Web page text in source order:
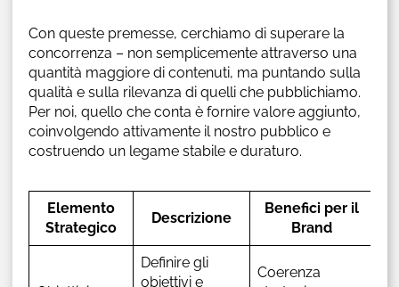
Con queste premesse, cerchiamo di superare la
concorrenza – non semplicemente attraverso una
quantità maggiore di contenuti, ma puntando sulla
qualità e sulla rilevanza di quelli che pubblichiamo.
Per noi, quello che conta è fornire valore aggiunto,
coinvolgendo attivamente il nostro pubblico e
costruendo un legame stabile e duraturo.
Elemento
Strategico
Descrizione
Benefici per il
Brand
Definire gli
obiettivi e
Coerenza